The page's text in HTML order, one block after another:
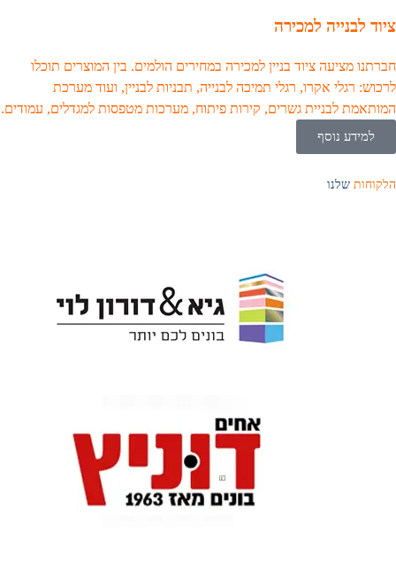
ציוד לבנייה למכירה
חברתנו מציעה ציוד בניין למכירה במחירים הולמים. בין המוצרים תוכלו
לרכוש: רגלי אקרו, רגלי תמיכה לבנייה, תבניות לבניין, ועוד מערכת
המותאמת לבניית גשרים, קירות פיתוח, מערכות מטפסות למגדלים, עמודים.
למידע נוסף
הלקוחות שלנו